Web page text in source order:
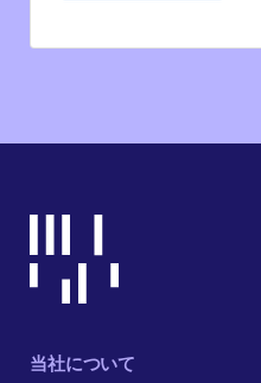
当社について